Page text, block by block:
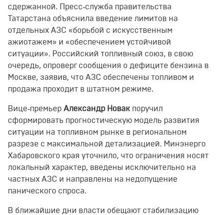
сдержанной. Пресс‑служба правительства
Татарстана объяснила введение лимитов на
отдельных АЗС «борьбой с искусственным
ажиотажем» и «обеспечением устойчивой
ситуации». Российский топливный союз, в свою
очередь, опроверг сообщения о дефиците бензина в
Москве, заявив, что АЗС обеспечены топливом и
продажа проходит в штатном режиме.
Вице‑премьер Александр Новак поручил
сформировать прогностическую модель развития
ситуации на топливном рынке в региональном
разрезе с максимальной детализацией. Минэнерго
Хабаровского края уточнило, что ограничения носят
локальный характер, введены исключительно на
частных АЗС и направлены на недопущение
панического спроса.
В ближайшие дни власти обещают стабилизацию